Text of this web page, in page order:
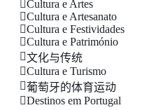
Cultura e Artes
Cultura e Artesanato
Cultura e Festividades
Cultura e Património
文化与传统
Cultura e Turismo
葡萄牙的体育运动
Destinos em Portugal